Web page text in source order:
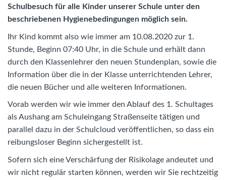
Schulbesuch für alle Kinder unserer Schule unter den
beschriebenen Hygienebedingungen möglich sein.
Ihr Kind kommt also wie immer am 10.08.2020 zur 1.
Stunde, Beginn 07:40 Uhr, in die Schule und erhält dann
durch den Klassenlehrer den neuen Stundenplan, sowie die
Information über die in der Klasse unterrichtenden Lehrer,
die neuen Bücher und alle weiteren Informationen.
Vorab werden wir wie immer den Ablauf des 1. Schultages
als Aushang am Schuleingang Straßenseite tätigen und
parallel dazu in der Schulcloud veröffentlichen, so dass ein
reibungsloser Beginn sichergestellt ist.
Sofern sich eine Verschärfung der Risikolage andeutet und
wir nicht regulär starten können, werden wir Sie rechtzeitig